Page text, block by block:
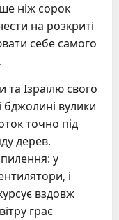
ніж сорок
на розкриті
себе самого
та Ізраїлю свого
бджолині вулики
точно під
дерев.
у
і
вздовж
грає